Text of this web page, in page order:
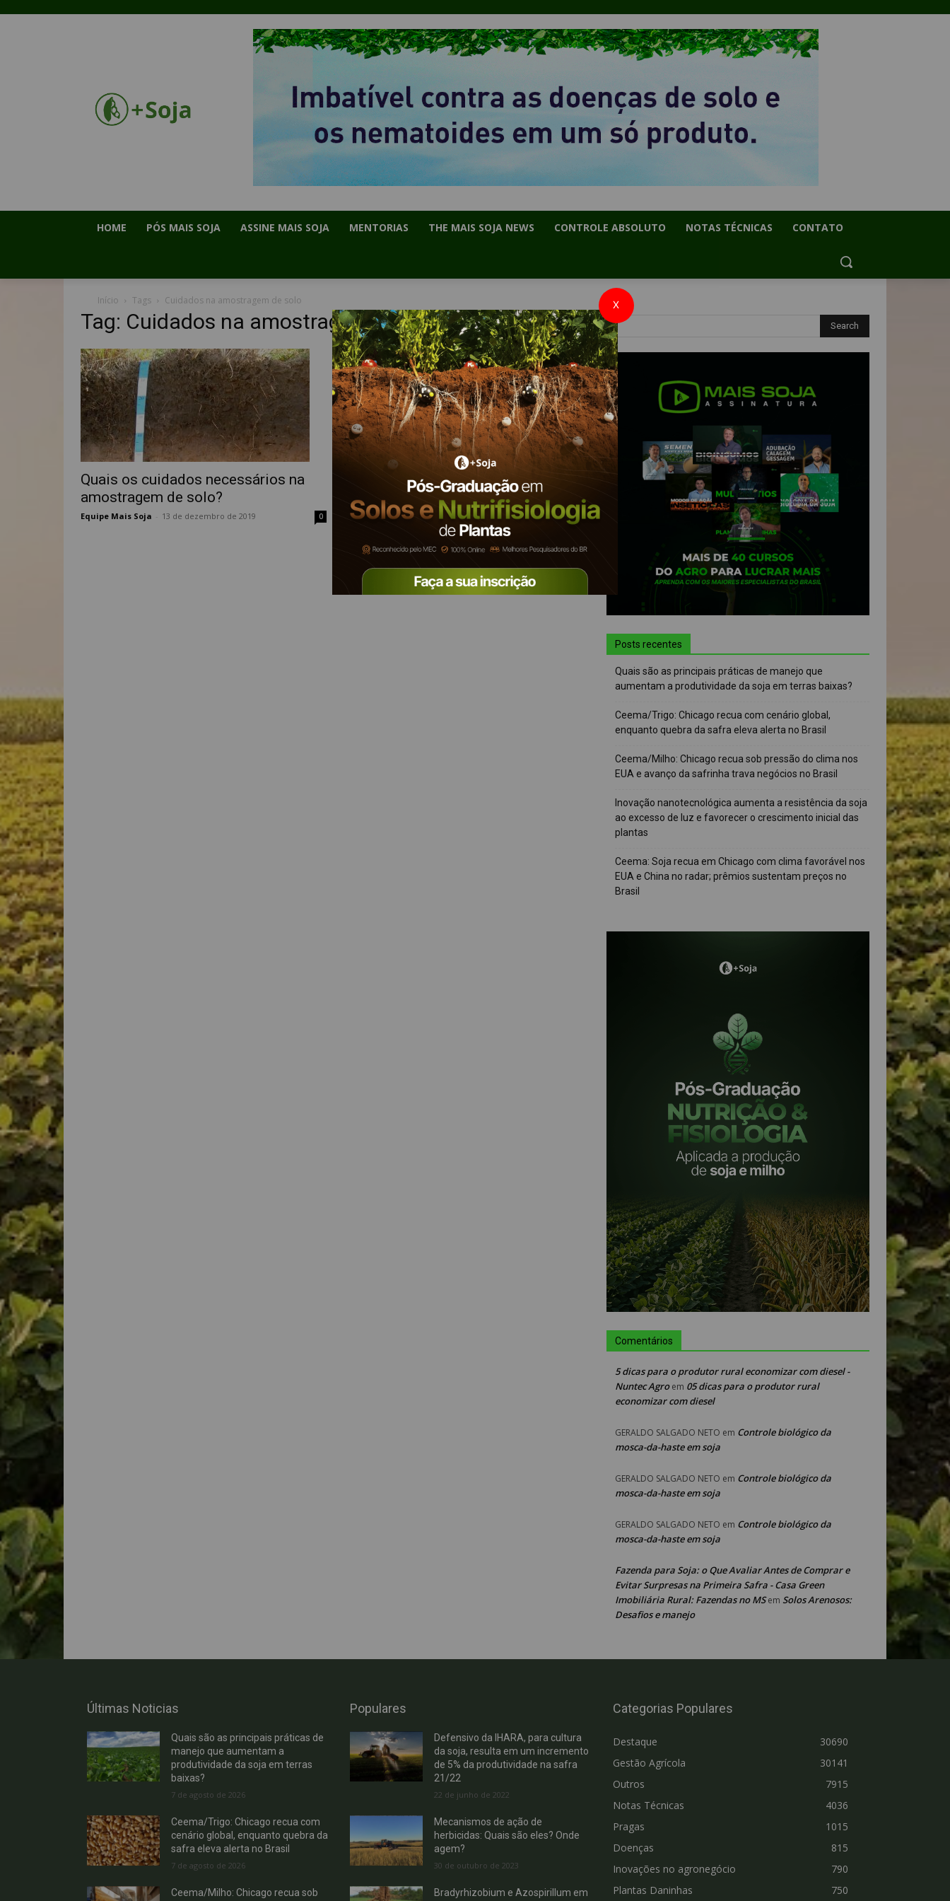
HOME PÓS MAIS SOJA ASSINE MAIS SOJA MENTORIAS THE MAIS SOJA NEWS CONTROLE ABSOLUTO NOTAS TÉCNICAS CONTATO
Início Tags Cuidados na amostragem de solo
Tag: Cuidados na amostragem de solo
Quais os cuidados necessários na
amostragem de solo?
Equipe Mais Soja 13 de dezembro de 2019 0
Posts recentes
Quais são as principais práticas de manejo que
aumentam a produtividade da soja em terras baixas?
Ceema/Trigo: Chicago recua com cenário global,
enquanto quebra da safra eleva alerta no Brasil
Ceema/Milho: Chicago recua sob pressão do clima nos
EUA e avanço da safrinha trava negócios no Brasil
Inovação nanotecnológica aumenta a resistência da soja
ao excesso de luz e favorecer o crescimento inicial das
plantas
Ceema: Soja recua em Chicago com clima favorável nos
EUA e China no radar; prêmios sustentam preços no
Brasil
Comentários
5 dicas para o produtor rural economizar com diesel -
Nuntec Agroem 05 dicas para o produtor rural
economizar com diesel
GERALDO SALGADO NETO em Controle biológico da
mosca-da-haste em soja
GERALDO SALGADO NETO em Controle biológico da
mosca-da-haste em soja
GERALDO SALGADO NETO em Controle biológico da
mosca-da-haste em soja
Fazenda para Soja: o Que Avaliar Antes de Comprar e
Evitar Surpresas na Primeira Safra - Casa Green
Imobiliária Rural: Fazendas no MSem Solos Arenosos:
Desafios e manejo
Últimas Noticias
Quais são as principais práticas de
manejo que aumentam a
produtividade da soja em terras
baixas?
7 de agosto de 2026
Ceema/Trigo: Chicago recua com
cenário global, enquanto quebra da
safra eleva alerta no Brasil
7 de agosto de 2026
Ceema/Milho: Chicago recua sob
Populares
Defensivo da IHARA, para cultura
da soja, resulta em um incremento
de 5% da produtividade na safra
21/22
22 de junho de 2022
Mecanismos de ação de
herbicidas: Quais são eles? Onde
agem?
30 de outubro de 2023
Bradyrhizobium e Azospirillum em
Categorias Populares
Destaque
30690
Gestão Agrícola
30141
Outros
7915
Notas Técnicas
4036
Pragas
1015
Doenças
815
Inovações no agronegócio
790
Plantas Daninhas
750
X